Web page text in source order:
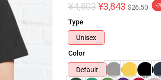
¥4,803 ¥3,843 $26.50 -
Type
Unisex
Color
Default